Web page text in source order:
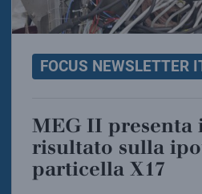
FOCUS NEWSLETTER
MEG II presenta il suo primo
risultato sulla
particella X17